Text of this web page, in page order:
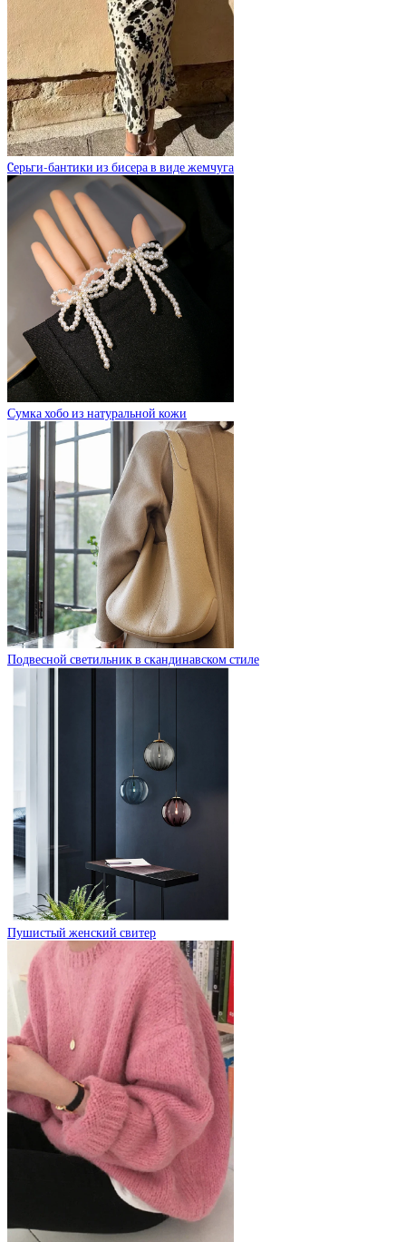
Cерьги-бантики из бисера в виде жемчуга
Сумка хобо из натуральной кожи
Подвесной светильник в скандинавском стиле
Пушистый женский свитер